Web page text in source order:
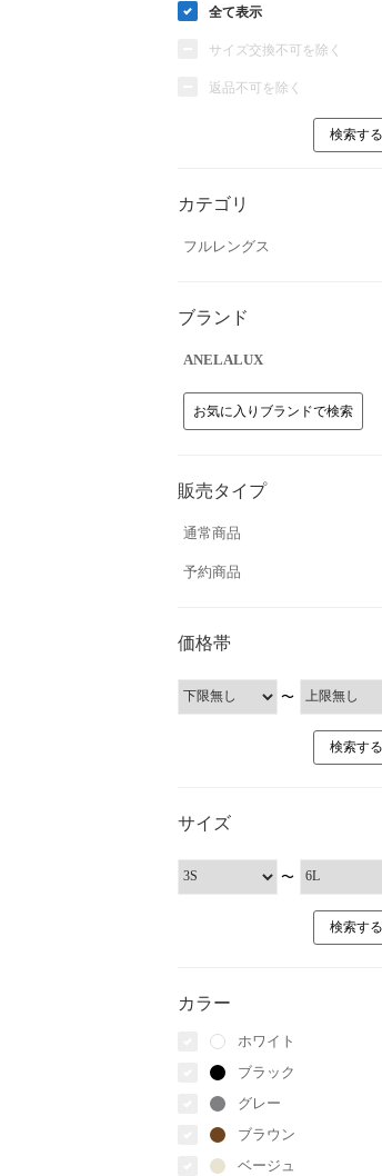
全て表示
サイズ交換不可を除く
返品不可を除く
カテゴリ
フルレングス
ブランド
ANELALUX
お気に入りブランドで検索
販売タイプ
通常商品
予約商品
価格帯
〜
サイズ
〜
カラー
ホワイト
ブラック
グレー
ブラウン
ベージュ